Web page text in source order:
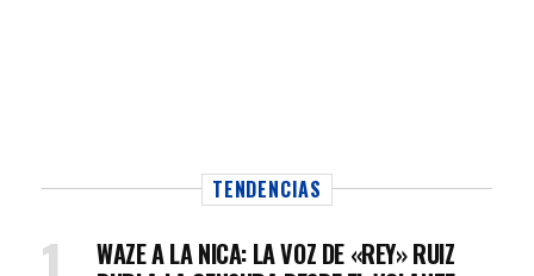
TENDENCIAS
WAZE A LA NICA: LA VOZ DE «REY» RUIZ